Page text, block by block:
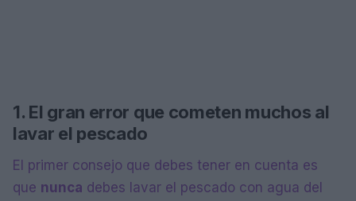
1. El gran error que cometen muchos al
lavar el pescado
El primer consejo que debes tener en cuenta es
que nunca debes lavar el pescado con agua del